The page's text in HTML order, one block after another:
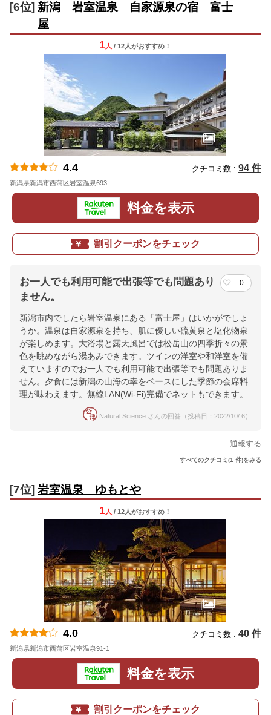
[6位] 新潟 岩室温泉 自家源泉の宿 富士
屋
1 人 / 12人がおすすめ！
4.4 クチコミ数 : 94 件
新潟県新潟市西蒲区岩室温泉693
料金を表示
割引クーポンをチェック
お一人でも利用可能で出張等でも問題あり
ません。
0
新潟市内でしたら岩室温泉にある「富士屋」はいかがでしょ
うか。温泉は自家源泉を持ち、肌に優しい硫黄泉と塩化物泉
が楽しめます。大浴場と露天風呂では松岳山の四季折々の景
色を眺めながら湯あみできます。ツインの洋室や和洋室を備
えていますのでお一人でも利用可能で出張等でも問題ありま
せん。夕食には新潟の山海の幸をベースにした季節の会席料
理が味わえます。無線LAN(Wi-Fi)完備でネットもできます。
Natural Science さんの回答（投稿日：2022/10/ 6）
通報する
すべてのクチコミ(1 件)をみる
[7位] 岩室温泉 ゆもとや
1 人 / 12人がおすすめ！
4.0 クチコミ数 : 40 件
新潟県新潟市西蒲区岩室温泉91-1
料金を表示
割引クーポンをチェック